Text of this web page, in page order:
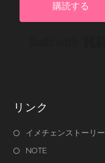
購読する
リンク
イメチェンストーリー
NOTE